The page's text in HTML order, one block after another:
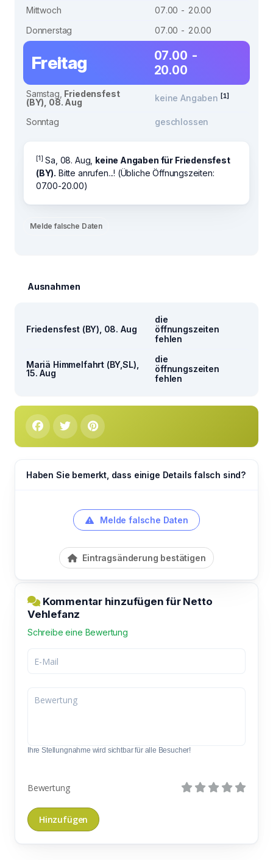
Mittwoch
07.00 - 20.00
Donnerstag
07.00 - 20.00
Freitag
07.00 -
20.00
Samstag, Friedensfest
(BY), 08. Aug
keine Angaben [1]
Sonntag geschlossen
[1] Sa, 08. Aug, keine Angaben für Friedensfest
(BY). Bitte anrufen...! (Übliche Öffnungszeiten:
07.00-20.00)
Melde falsche Daten
Ausnahmen
Friedensfest (BY), 08. Aug
die
öffnungszeiten
fehlen
Mariä Himmelfahrt (BY,SL),
15. Aug
die
öffnungszeiten
fehlen
Haben Sie bemerkt, dass einige Details falsch sind?
Melde falsche Daten
Eintragsänderung bestätigen
Kommentar hinzufügen für Netto
Vehlefanz
Schreibe eine Bewertung
Ihre Stellungnahme wird sichtbar für alle Besucher!
Bewertung